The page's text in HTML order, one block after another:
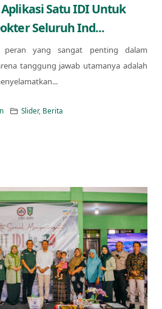
Satu IDI Untuk
Seluruh Ind...
peran yang sangat penting dalam
tanggung jawab utamanya adalah
Slider, Berita